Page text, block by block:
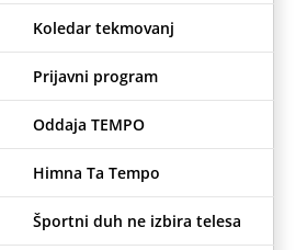
Koledar tekmovanj
Prijavni program
Oddaja TEMPO
Himna Ta Tempo
Športni duh ne izbira telesa